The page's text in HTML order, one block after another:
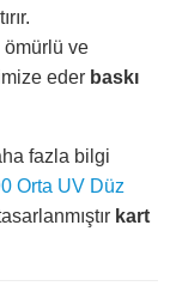
ömürlü ve
eder baskı
fazla bilgi
Orta UV Düz
kart